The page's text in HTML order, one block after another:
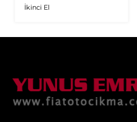
Plus 1.6 Multijet - 1.9
JTD Orijinal Turbo
İkinci El